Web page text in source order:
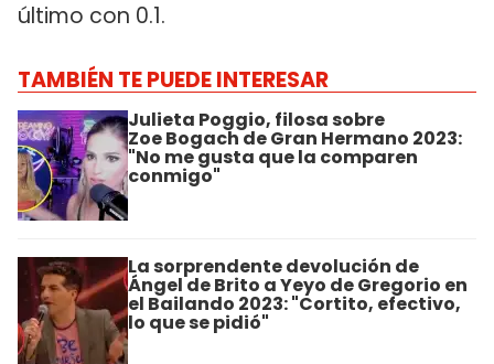
último con 0.1.
TAMBIÉN TE PUEDE INTERESAR
Julieta Poggio, filosa sobre
Zoe Bogach de Gran Hermano 2023:
"No me gusta que la comparen
conmigo"
La sorprendente devolución de
Ángel de Brito a Yeyo de Gregorio en
el Bailando 2023: "Cortito, efectivo,
lo que se pidió"